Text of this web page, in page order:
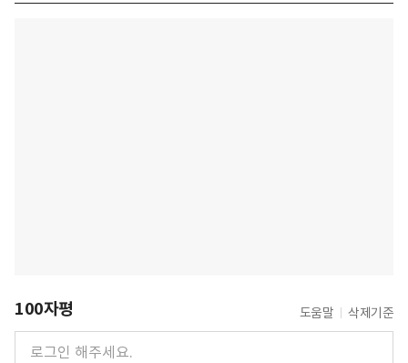
100자평 도움말 삭제기준